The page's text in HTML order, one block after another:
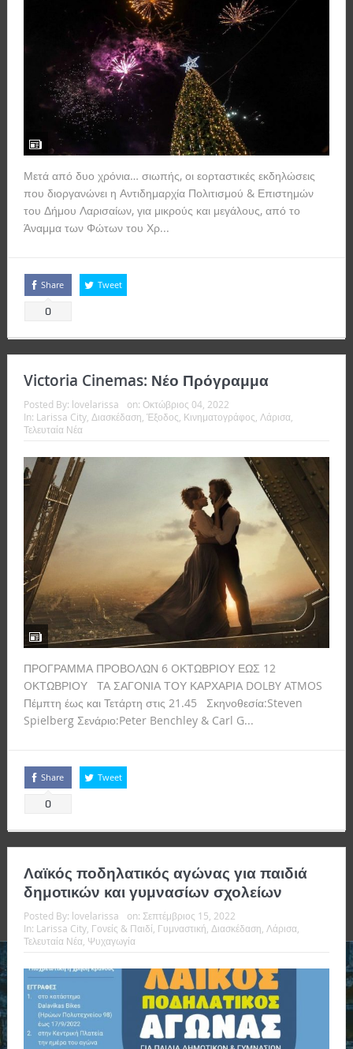
Μετά από δυο χρόνια… σιωπής, οι εορταστικές εκδηλώσεις
που διοργανώνει η Αντιδημαρχία Πολιτισμού & Επιστημών
του Δήμου Λαρισαίων, για μικρούς και μεγάλους, από το
Άναμμα των Φώτων του Χρ...
Share
0
Tweet
Victoria Cinemas: Νέο Πρόγραμμα
Posted By: lovelarissa on: Οκτώβριος 04, 2022
In: Larissa City, Διασκέδαση, Έξοδος, Κινηματογράφος, Λάρισα,
Τελευταία Νέα
ΠΡΟΓΡΑΜΜΑ ΠΡΟΒΟΛΩΝ 6 OΚΤΩΒΡΙΟΥ ΕΩΣ 12
OΚΤΩΒΡΙΟΥ ΤΑ ΣΑΓΟΝΙΑ ΤΟΥ ΚΑΡΧΑΡΙΑ DOLBY ATMOS
Πέμπτη έως και Τετάρτη στις 21.45 Σκηνοθεσία:Steven
Spielberg Σενάριο:Peter Benchley & Carl G...
Share
0
Tweet
Λαϊκός ποδηλατικός αγώνας για παιδιά
δημοτικών και γυμνασίων σχολείων
Posted By: lovelarissa on: Σεπτέμβριος 15, 2022
In: Larissa City, Γονείς & Παιδί, Γυμναστική, Διασκέδαση, Λάρισα,
Τελευταία Νέα, Ψυχαγωγία